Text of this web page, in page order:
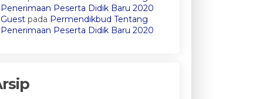
Penerimaan Peserta Didik Baru 2020
Guest pada Permendikbud Tentang
Penerimaan Peserta Didik Baru 2020